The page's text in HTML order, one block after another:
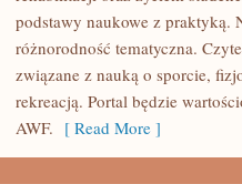
FIZJOTERAPIA
podstawy naukowe z praktyką.
różnorodność tematyczna.
związane z nauką o sporcie,
rekreacją. Portal będzie
AWF. [ Read More ]